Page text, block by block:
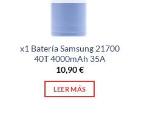
x1 Batería Samsung 21700
40T 4000mAh 35A
10,90€
LEER MÁS